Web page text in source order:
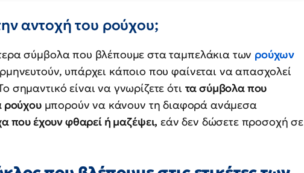
αντοχή του ρούχου;
σύμβολα που βλέπουμε στα ταμπελάκια των ρούχων
υπάρχει κάποιο που φαίνεται να απασχολεί
σημαντικό είναι να γνωρίζετε ότι τα σύμβολα που
ρούχουμπορούν να κάνουν τη διαφορά ανάμεσα
που έχουν φθαρεί ή μαζέψει, εάν δεν δώσετε προσοχή σε